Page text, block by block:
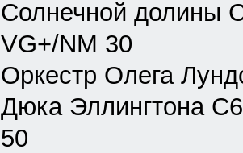
Солнечной долины
VG+/NM 30
Оркестр Олега
Дюка Эллингтона
50